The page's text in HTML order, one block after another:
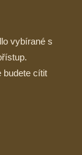
vybírané s
budete cítit